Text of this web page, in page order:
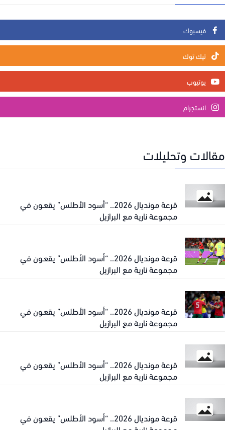
فيسبوك
تيك توك
يوتيوب
انستجرام
وتحليلات
قرعة مونديال 2026.. “أسود الأطلس” يقعـون في
مجموعة نارية مع البرازيل
قرعة مونديال 2026.. “أسود الأطلس” يقعـون في
مجموعة نارية مع البرازيل
قرعة مونديال 2026.. “أسود الأطلس” يقعـون في
مجموعة نارية مع البرازيل
قرعة مونديال 2026.. “أسود الأطلس” يقعـون في
مجموعة نارية مع البرازيل
قرعة مونديال 2026.. “أسود الأطلس” يقعـون في